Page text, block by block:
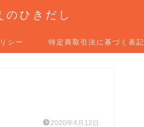
のひきだし
シー 特定商取引法に基づく表記
2020年4月12日